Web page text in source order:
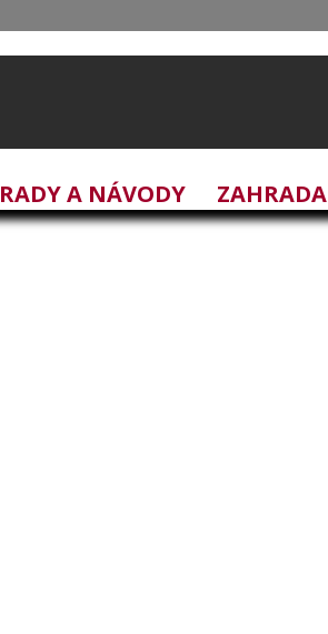
RADY A NÁVODY ZAHRADA